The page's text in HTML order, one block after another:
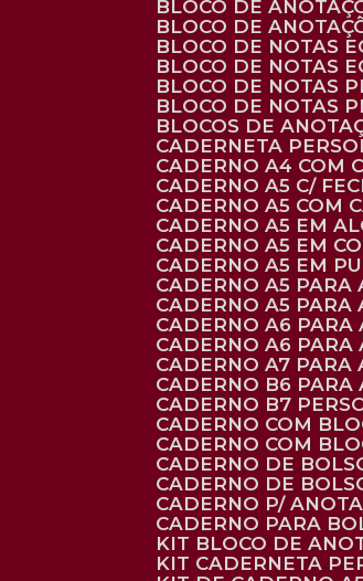
BLOCO DE
BLOCO DE
BLOCO DE NOTAS
BLOCO DE NOTAS
BLOCO DE NOTAS
BLOCO DE NOTAS
BLOCOS DE
CADERNETA
CADERNO A4 COM
CADERNO A5 C/
CADERNO A5 COM
CADERNO A5 EM
CADERNO A5 EM
CADERNO A5 EM
CADERNO A5
CADERNO A5
CADERNO A6 PARA
CADERNO A6
CADERNO A7 PARA
CADERNO B6
CADERNO B7
CADERNO COM
CADERNO COM
CADERNO DE
CADERNO DE
CADERNO P/
CADERNO PARA
KIT BLOCO DE
KIT CADERNETA